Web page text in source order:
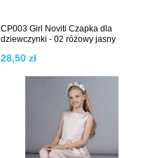
CP003 Girl Noviti Czapka dla
dziewczynki - 02 różowy jasny
28,50 zł